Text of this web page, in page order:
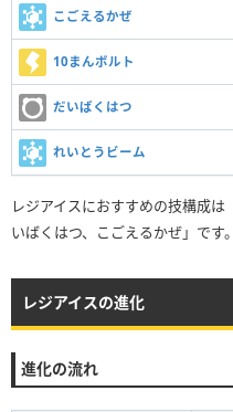
こごえるかぜ
10まんボルト
だいばくはつ
れいとうビーム
レジアイスにおすすめの技構成
いばくはつ、こごえるかぜ」です。
レジアイスの進化
進化の流れ